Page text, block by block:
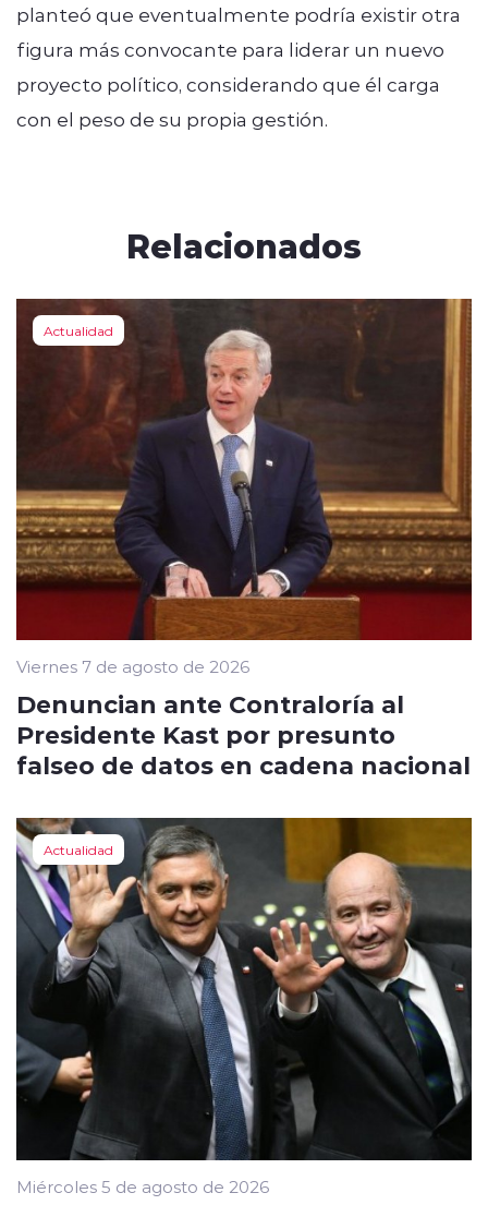
planteó que eventualmente podría existir otra
figura más convocante para liderar un nuevo
proyecto político, considerando que él carga
con el peso de su propia gestión.
Relacionados
Actualidad
Viernes 7 de agosto de 2026
Denuncian ante Contraloría al
Presidente Kast por presunto
falseo de datos en cadena nacional
Actualidad
Miércoles 5 de agosto de 2026